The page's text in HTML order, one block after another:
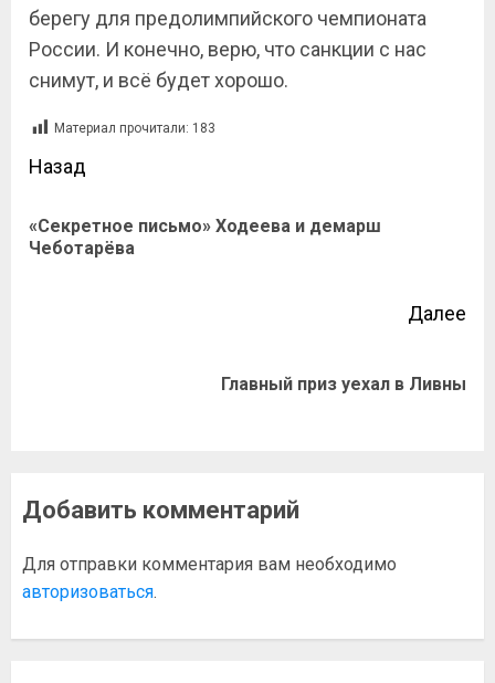
берегу для предолимпийского чемпионата
России. И конечно, верю, что санкции с нас
снимут, и всё будет хорошо.
Материал прочитали: 183
Назад
«Секретное письмо» Ходеева и демарш
Чеботарёва
Далее
Главный приз уехал в Ливны
Добавить комментарий
Для отправки комментария вам необходимо
авторизоваться.